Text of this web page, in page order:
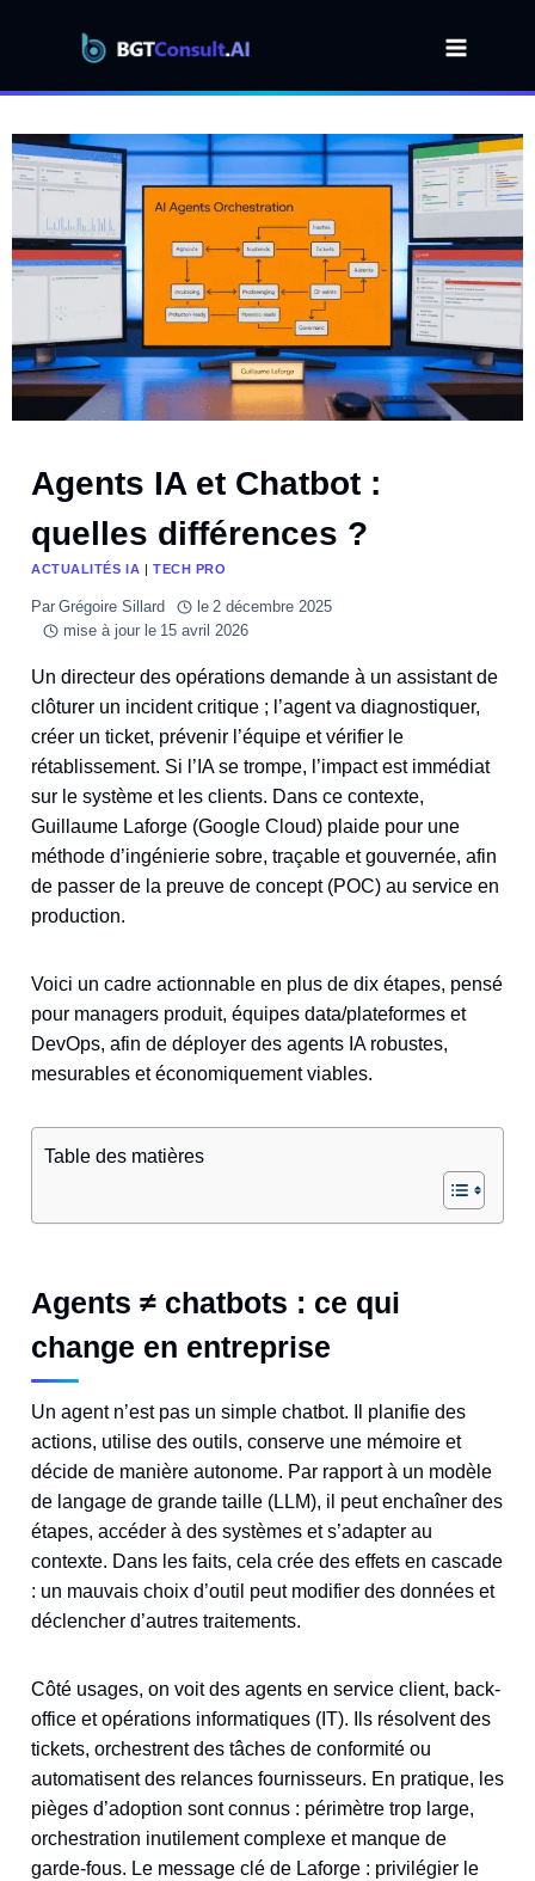
Agents IA et Chatbot :
quelles différences ?
ACTUALITÉS IA | TECH PRO
Par Grégoire Sillard le 2 décembre 2025
mise à jour le 15 avril 2026
Un directeur des opérations demande à un assistant de
clôturer un incident critique ; l’agent va diagnostiquer,
créer un ticket, prévenir l’équipe et vérifier le
rétablissement. Si l’IA se trompe, l’impact est immédiat
sur le système et les clients. Dans ce contexte,
Guillaume Laforge (Google Cloud) plaide pour une
méthode d’ingénierie sobre, traçable et gouvernée, afin
de passer de la preuve de concept (POC) au service en
production.
Voici un cadre actionnable en plus de dix étapes, pensé
pour managers produit, équipes data/plateformes et
DevOps, afin de déployer des agents IA robustes,
mesurables et économiquement viables.
Table des matières
Agents ≠ chatbots : ce qui
change en entreprise
Un agent n’est pas un simple chatbot. Il planifie des
actions, utilise des outils, conserve une mémoire et
décide de manière autonome. Par rapport à un modèle
de langage de grande taille (LLM), il peut enchaîner des
étapes, accéder à des systèmes et s’adapter au
contexte. Dans les faits, cela crée des effets en cascade
: un mauvais choix d’outil peut modifier des données et
déclencher d’autres traitements.
Côté usages, on voit des agents en service client, back-
office et opérations informatiques (IT). Ils résolvent des
tickets, orchestrent des tâches de conformité ou
automatisent des relances fournisseurs. En pratique, les
pièges d’adoption sont connus : périmètre trop large,
orchestration inutilement complexe et manque de
garde-fous. Le message clé de Laforge : privilégier le